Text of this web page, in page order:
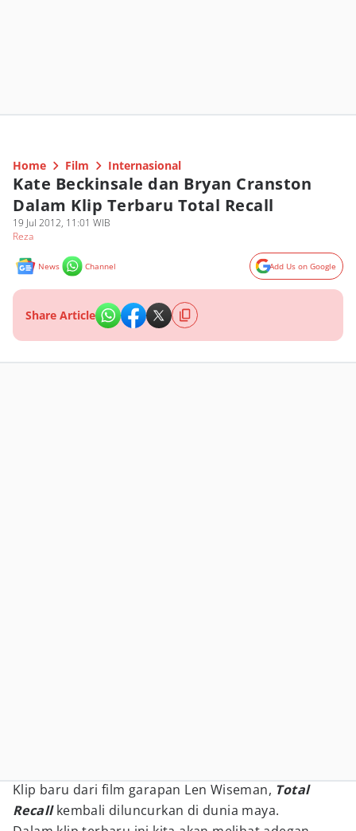
Home Film Internasional
Kate Beckinsale dan Bryan Cranston
Dalam Klip Terbaru Total Recall
19 Jul 2012, 11:01 WIB
Reza
News Channel Add Us on Google
Share Article
Klip baru dari film garapan Len Wiseman, Total
Recallkembali diluncurkan di dunia maya.